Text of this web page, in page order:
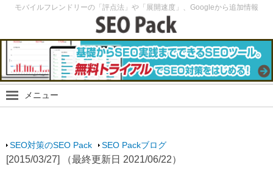
モバイルフレンドリーの「評点法」や「展開速度」、Googleから追加情報
メニュー
SEO実験
SEO対策のSEO Pack SEO Packブログ
[2015/03/27] （最終更新日 2021/06/22）